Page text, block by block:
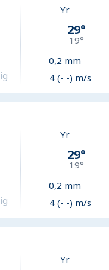
Yr
29°
19°
0,2 mm
4 (- -) m/s
Yr
29°
19°
0,2 mm
4 (- -) m/s
Yr